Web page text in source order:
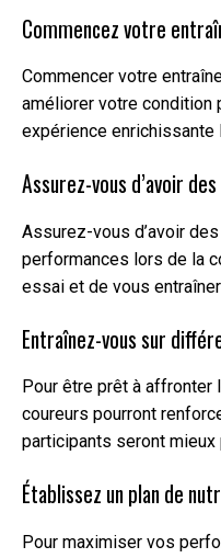
Commencez votre
Commencer votre
améliorer votre condition
expérience
Assurez-vous d’avoir
Assurez-vous d’avoir
performances lors de la
essai et de vous
Entraînez-vous sur
Pour être prêt à
coureurs pourront
participants seront
Établissez un plan de
Pour maximiser vos